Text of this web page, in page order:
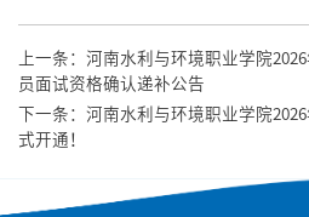
上一条： 河南水利与环境职业学院
员面试资格确认递补公告
下一条： 河南水利与环境职业学院
式开通！